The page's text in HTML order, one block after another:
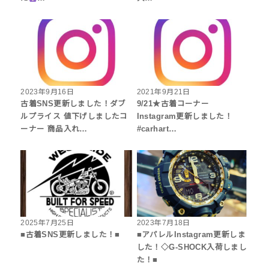
2023年9月16日
古着SNS更新しました！ダブ
ルプライス 値下げしましたコ
ーナー 商品入れ…
2021年9月21日
9/21★古着コーナー
Instagram更新しました！
#carhart…
2025年7月25日
■古着SNS更新しました！■
2023年7月18日
■アパレルInstagram更新しま
した！◇G-SHOCK入荷しまし
た！■